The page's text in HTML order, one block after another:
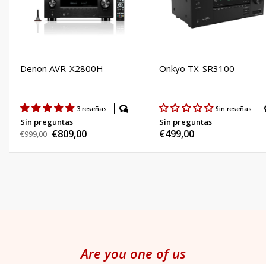
Denon AVR-X2800H
3 reseñas
Sin preguntas
Regular
€999,00 Sale
price
€809,00
Onkyo TX-SR3100
Sin reseñas
Sin preguntas
Regular
€499,00
Are you one of us